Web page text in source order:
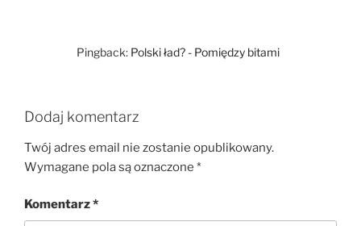
Pingback: Polski ład? - Pomiędzy bitami
Dodaj komentarz
Twój adres email nie zostanie opublikowany.
Wymagane pola są oznaczone *
Komentarz*